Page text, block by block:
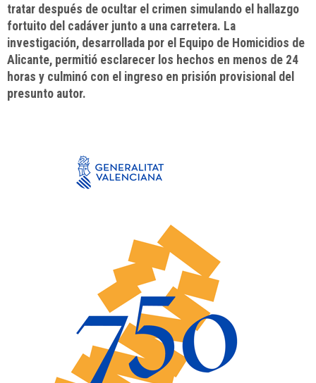
tratar después de ocultar el crimen simulando el hallazgo
fortuito del cadáver junto a una carretera. La
investigación, desarrollada por el Equipo de Homicidios de
Alicante, permitió esclarecer los hechos en menos de 24
horas y culminó con el ingreso en prisión provisional del
presunto autor.